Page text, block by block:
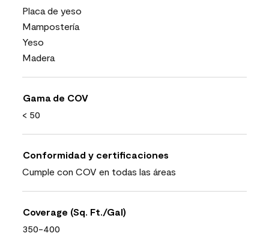
Placa de yeso
Mampostería
Yeso
Madera
Gama de COV
< 50
Conformidad y certificaciones
Cumple con COV en todas las áreas
Coverage (Sq. Ft./Gal)
350-400